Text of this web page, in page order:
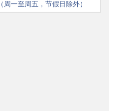
（周一至周五，节假日除外）